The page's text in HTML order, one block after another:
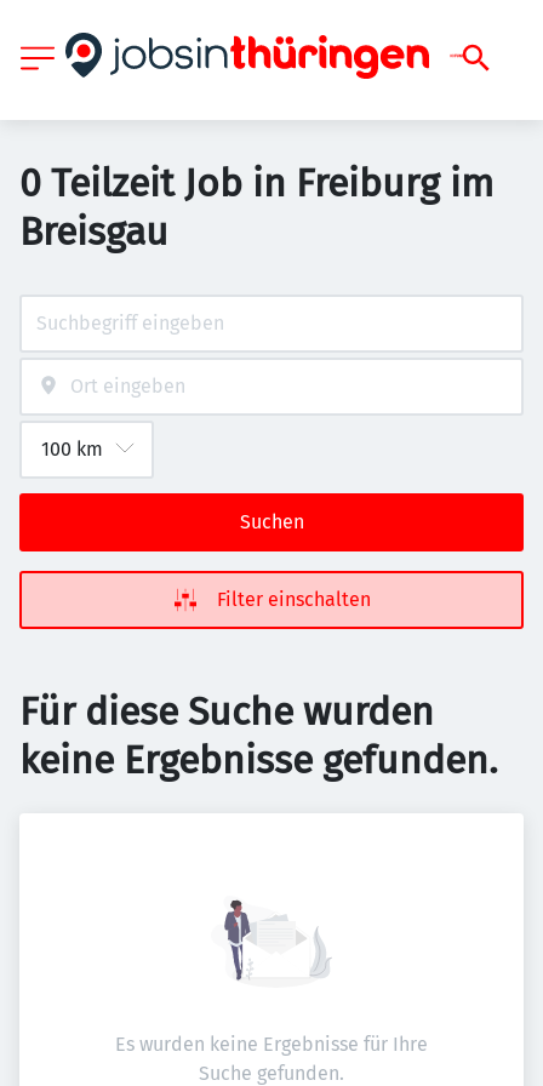
0 Teilzeit Job in Freiburg im
Breisgau
Suchen
Filter einschalten
Für diese Suche wurden
keine Ergebnisse gefunden.
Es wurden keine Ergebnisse für Ihre
Suche gefunden.